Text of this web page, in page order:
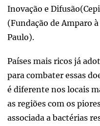
Inovação e
(Fundação de Amparo
Paulo).
Países mais ricos já
para combater essas
é diferente nos locais
as regiões com os
associada a bactérias